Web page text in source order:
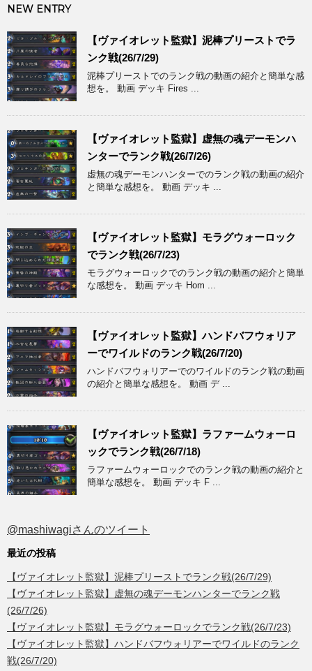
NEW ENTRY
【ヴァイオレット監獄】泥棒プリーストでラ
ンク戦(26/7/29)
泥棒プリーストでのランク戦の動画の紹介と簡単な感
想を。 動画 デッキ Fires ...
【ヴァイオレット監獄】虚無の魂デーモンハ
ンターでランク戦(26/7/26)
虚無の魂デーモンハンターでのランク戦の動画の紹介
と簡単な感想を。 動画 デッキ ...
【ヴァイオレット監獄】モラグウォーロック
でランク戦(26/7/23)
モラグウォーロックでのランク戦の動画の紹介と簡単
な感想を。 動画 デッキ Hom ...
【ヴァイオレット監獄】ハンドバフウォリア
ーでワイルドのランク戦(26/7/20)
ハンドバフウォリアーでのワイルドのランク戦の動画
の紹介と簡単な感想を。 動画 デ ...
【ヴァイオレット監獄】ラファームウォーロ
ックでランク戦(26/7/18)
ラファームウォーロックでのランク戦の動画の紹介と
簡単な感想を。 動画 デッキ F ...
@mashiwagiさんのツイート
最近の投稿
【ヴァイオレット監獄】泥棒プリーストでランク戦(26/7/29)
【ヴァイオレット監獄】虚無の魂デーモンハンターでランク戦
(26/7/26)
【ヴァイオレット監獄】モラグウォーロックでランク戦(26/7/23)
【ヴァイオレット監獄】ハンドバフウォリアーでワイルドのランク
戦(26/7/20)